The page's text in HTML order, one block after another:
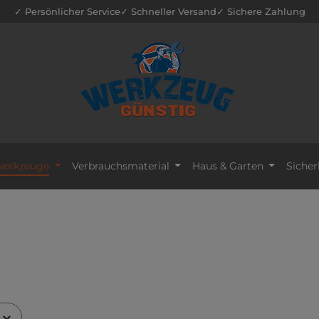
✓ Persönlicher Service✓ Schneller Versand✓ Sichere Zahlung
Verbrauchsmaterial Haus & Garten